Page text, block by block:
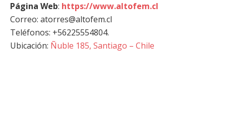
Página Web: https://www.altofem.cl
Correo: atorres@altofem.cl
Teléfonos: +56225554804.
Ubicación: Ñuble 185, Santiago – Chile